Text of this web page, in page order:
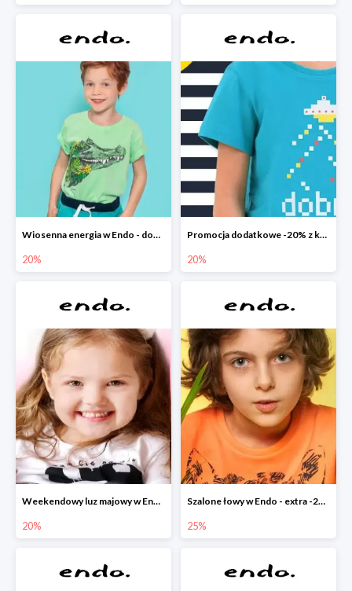
Wiosenna energia w Endo - dodatkowe -20%
20%
Promocja dodatkowe -20% z kodem
20%
Weekendowy luz majowy w Endo - dodatkowe -20% na wszystko
20%
Szalone łowy w Endo - extra -25% na nowości
25%